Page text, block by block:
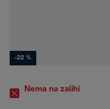
-22 %
Nema na zalihi